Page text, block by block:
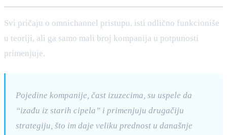
Svi pričaju o omnichannel pristupu, isti odlično funkcioniše
u teoriji, ali ga samo mali broj kompanija u potpunosti
primenjuje.
Pojedine kompanije, čast izuzecima, su uspele da
“izađu iz starih cipela” i primenjuju drugačiju
strategiju, što im daje veliku prednost u današnje